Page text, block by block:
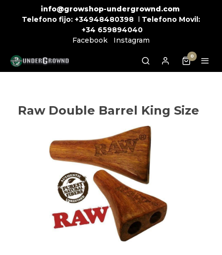
info@growshop-undergrownd.com
Telefono fijo: +34948480398 l Telefono Movil:
+34 659894040
Facebook
Instagram
0
Raw Double Barrel King Size